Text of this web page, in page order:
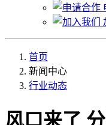
首页
新闻中心
行业动态
风口来了